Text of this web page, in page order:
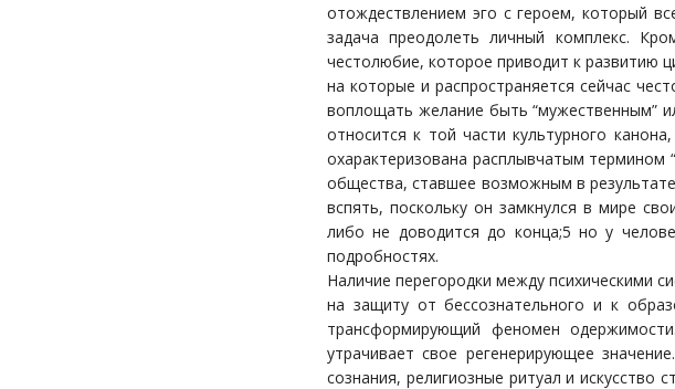
отождествлением эго с героем, который
задача преодолеть личный комплекс.
честолюбие, которое приводит к развитию
на которые и распространяется сейчас
воплощать желание быть “мужественным”
относится к той части культурного
охарактеризована расплывчатым термином
общества, ставшее возможным в
вспять, поскольку он замкнулся в мире
либо не доводится до конца;5 но у
подробностях.
Наличие перегородки между психическими
на защиту от бессознательного и к
трансформирующий феномен
утрачивает свое регенерирующее
сознания, религиозные ритуал и